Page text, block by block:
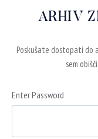
ARHIV
Poskušate dostopati do
sem
Enter Password